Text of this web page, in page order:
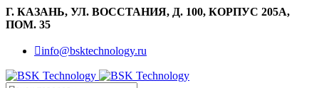
Г. КАЗАНЬ, УЛ. ВОССТАНИЯ, Д. 100, КОРПУС 205А,
ПОМ. 35
info@bsktechnology.ru